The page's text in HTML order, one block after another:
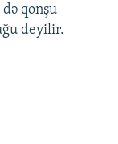
qonşu
deyilir.